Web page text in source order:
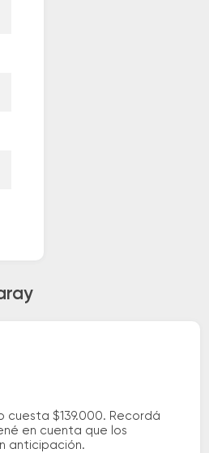
cuesta $139.000. Recordá
en cuenta que los
anticipación.